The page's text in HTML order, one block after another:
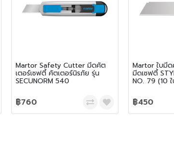
Martor Safety Cutter มีดคัต
เตอร์เซฟตี้ คัตเตอร์นิรภัย รุ่น
SECUNORM 540
฿760
Martor ใบมี
มีดเซฟตี้
NO. 79 (10
฿450